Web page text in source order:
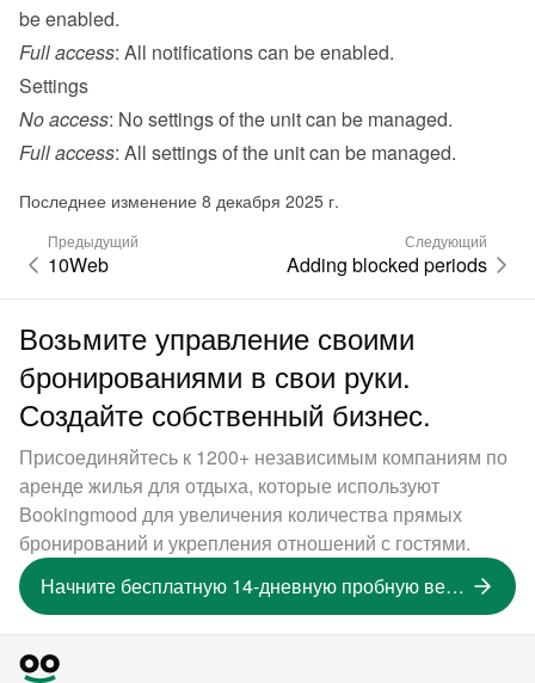
be enabled.
Full access: All notifications can be enabled.
Settings
No access: No settings of the unit can be managed.
Full access: All settings of the unit can be managed.
Последнее изменение 8 декабря 2025 г.
Предыдущий
10Web
Следующий
Adding blocked periods
Возьмите управление своими
бронированиями в свои руки.
Создайте собственный бизнес.
Присоединяйтесь к 1200+ независимым компаниям по
аренде жилья для отдыха, которые используют
Bookingmood для увеличения количества прямых
бронирований и укрепления отношений с гостями.
Начните бесплатную 14-дневную пробную версию